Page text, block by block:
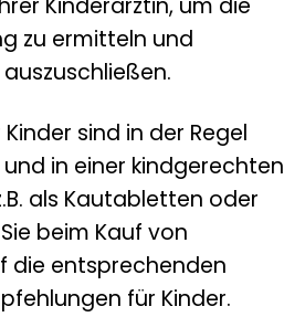
zu ermitteln und
sind in der Regel
in einer kindgerechten
als Kautabletten oder
beim Kauf von
die entsprechenden
für Kinder.